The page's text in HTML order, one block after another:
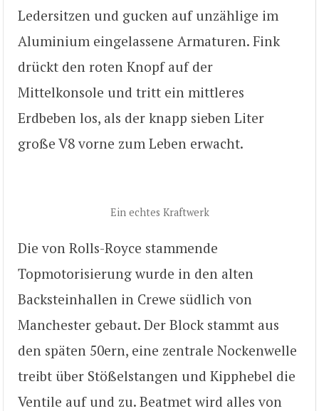
Ledersitzen und gucken auf unzählige im
Aluminium eingelassene Armaturen. Fink
drückt den roten Knopf auf der
Mittelkonsole und tritt ein mittleres
Erdbeben los, als der knapp sieben Liter
große V8 vorne zum Leben erwacht.
Ein echtes Kraftwerk
Die von Rolls-Royce stammende
Topmotorisierung wurde in den alten
Backsteinhallen in Crewe südlich von
Manchester gebaut. Der Block stammt aus
den späten 50ern, eine zentrale Nockenwelle
treibt über Stößelstangen und Kipphebel die
Ventile auf und zu. Beatmet wird alles von